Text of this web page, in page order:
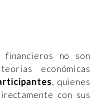
no son
económicas
, quienes
con sus